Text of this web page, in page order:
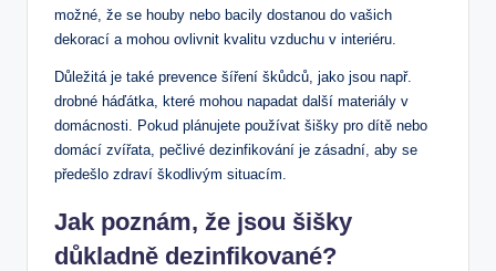
možné, že se houby nebo bacily dostanou do vašich
dekorací a mohou ovlivnit kvalitu vzduchu v interiéru.
Důležitá je také prevence šíření škůdců, jako jsou např.
drobné háďátka, které mohou napadat další materiály v
domácnosti. Pokud plánujete používat šišky pro dítě nebo
domácí zvířata, pečlivé dezinfikování je zásadní, aby se
předešlo zdraví škodlivým situacím.
Jak poznám, že jsou šišky
důkladně dezinfikované?